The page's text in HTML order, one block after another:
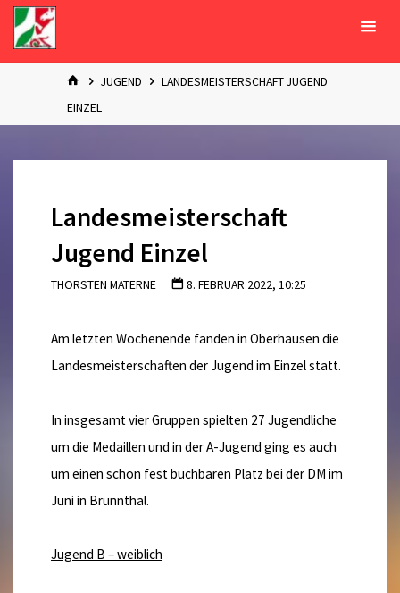
Zum
Inhalt
springen
STARTJUGEND
LANDESMEISTERSCHAFT JUGEND
EINZEL
Landesmeisterschaft
Jugend Einzel
THORSTEN MATERNE 8. FEBRUAR 2022, 10:25
Am letzten Wochenende fanden in Oberhausen die
Landesmeisterschaften der Jugend im Einzel statt.
In insgesamt vier Gruppen spielten 27 Jugendliche
um die Medaillen und in der A-Jugend ging es auch
um einen schon fest buchbaren Platz bei der DM im
Juni in Brunnthal.
Jugend B – weiblich